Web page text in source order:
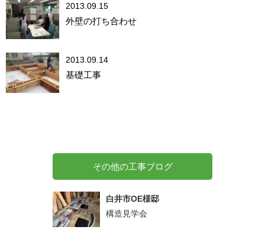
2013.09.15
外壁の打ち合わせ
2013.09.14
基礎工事
その他の工事ブログ
白井市OE様邸
構造見学会